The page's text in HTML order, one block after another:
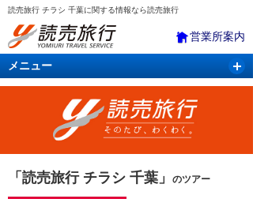
読売旅行 チラシ 千葉に関する情報なら読売旅行
営業所案内
メニュー
国内旅行 バスツアー 海外旅行
「読売旅行 チラシ 千葉」 のツアー